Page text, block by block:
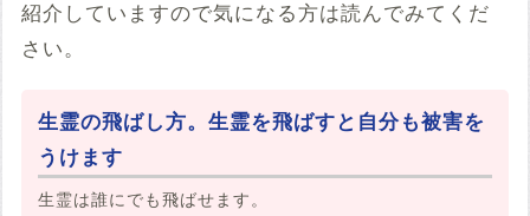
紹介していますので気になる方は読んでみてくだ
さい。
生霊の飛ばし方。生霊を飛ばすと自分も被害を
うけます
生霊は誰にでも飛ばせます。